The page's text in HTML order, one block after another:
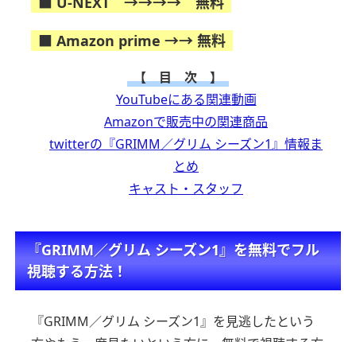
■ Amazon prime →→ 無料
【 目 次 】
YouTubeにある関連動画
Amazonで販売中の関連商品
twitterの『GRIMM／グリム シーズン1』情報ま
とめ
キャスト・スタッフ
『GRIMM／グリム シーズン1』を無料でフル
視聴する方法！
『GRIMM／グリム シーズン1』を見逃したという